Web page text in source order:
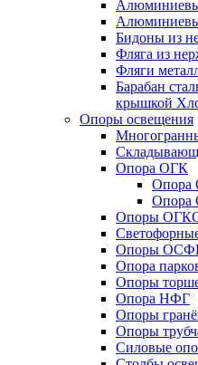
Бидоны из
Фляга из
Фляги
Барабан
крышкой
Опоры освещения
Опора ОГК
Опора
Опора
Опоры
Опоры
Опора
Опоры
Опора НФГ
Опоры
Опоры
Силовые